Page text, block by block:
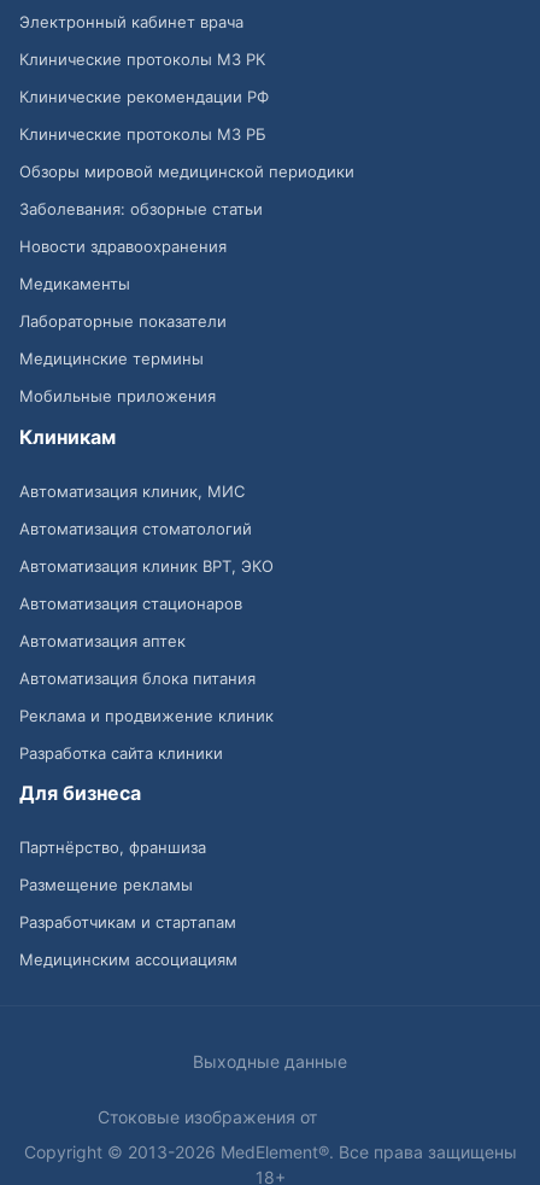
Электронный кабинет врача
Клинические протоколы МЗ РК
Клинические рекомендации РФ
Клинические протоколы МЗ РБ
Обзоры мировой медицинской периодики
Заболевания: обзорные статьи
Новости здравоохранения
Медикаменты
Лабораторные показатели
Медицинские термины
Мобильные приложения
Клиникам
Автоматизация клиник, МИС
Автоматизация стоматологий
Автоматизация клиник ВРТ, ЭКО
Автоматизация стационаров
Автоматизация аптек
Автоматизация блока питания
Реклама и продвижение клиник
Разработка сайта клиники
Для бизнеса
Партнёрство, франшиза
Размещение рекламы
Разработчикам и стартапам
Медицинским ассоциациям
Выходные данные
Стоковые изображения от
Copyright © 2013-2026 MedElement®. Все права защищены
18+